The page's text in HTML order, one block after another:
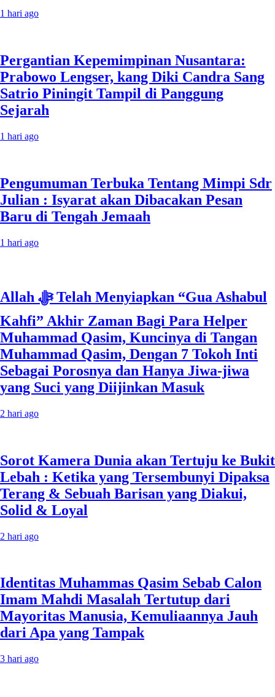
1 hari ago
Pergantian Kepemimpinan Nusantara:
Prabowo Lengser, kang Diki Candra Sang
Satrio Piningit Tampil di Panggung
Sejarah
1 hari ago
Pengumuman Terbuka Tentang Mimpi Sdr
Julian : Isyarat akan Dibacakan Pesan
Baru di Tengah Jemaah
1 hari ago
Allah ﷻ Telah Menyiapkan “Gua Ashabul
Kahfi” Akhir Zaman Bagi Para Helper
Muhammad Qasim, Kuncinya di Tangan
Muhammad Qasim, Dengan 7 Tokoh Inti
Sebagai Porosnya dan Hanya Jiwa-jiwa
yang Suci yang Diijinkan Masuk
2 hari ago
Sorot Kamera Dunia akan Tertuju ke Bukit
Lebah : Ketika yang Tersembunyi Dipaksa
Terang & Sebuah Barisan yang Diakui,
Solid & Loyal
2 hari ago
Identitas Muhammas Qasim Sebab Calon
Imam Mahdi Masalah Tertutup dari
Mayoritas Manusia, Kemuliaannya Jauh
dari Apa yang Tampak
3 hari ago